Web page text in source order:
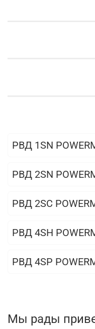
РВД 1SN
РВД 2SN
РВД 2SC
РВД 4SH
РВД 4SP
Мы рады